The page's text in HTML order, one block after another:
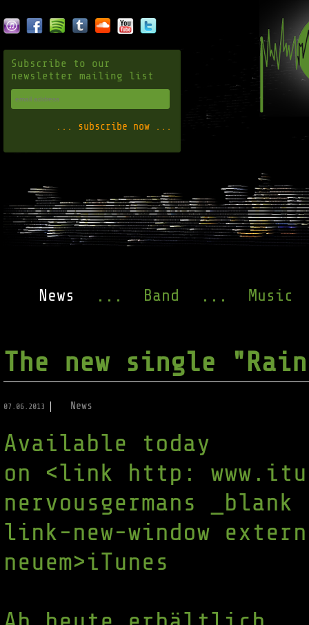
Subscribe to our
newsletter mailing list
News Band Music
The new single
07.06.2013 News
Available today
on <link http:
nervousgermans
link-new-window
neuem>iTunes